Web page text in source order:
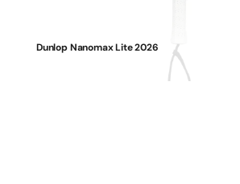
Dunlop Nanomax Lite 2026